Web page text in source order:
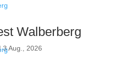
Walberberg
3 Aug., 2026